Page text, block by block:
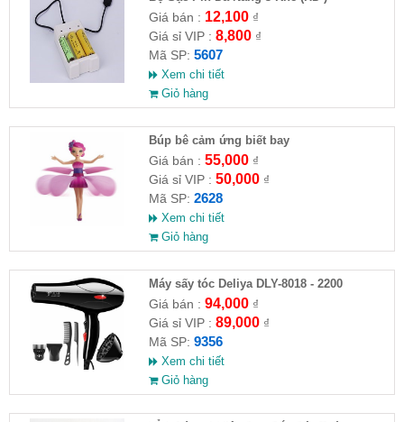
Giá bán : 12,100₫
Giá sỉ VIP : 8,800₫
Mã SP: 5607
Xem chi tiết
Giỏ hàng
​Búp bê cảm ứng biết bay
Giá bán : 55,000₫
Giá sỉ VIP : 50,000₫
Mã SP: 2628
Xem chi tiết
Giỏ hàng
Máy sấy tóc Deliya DLY-8018 - 2200
Giá bán : 94,000₫
Giá sỉ VIP : 89,000₫
Mã SP: 9356
Xem chi tiết
Giỏ hàng